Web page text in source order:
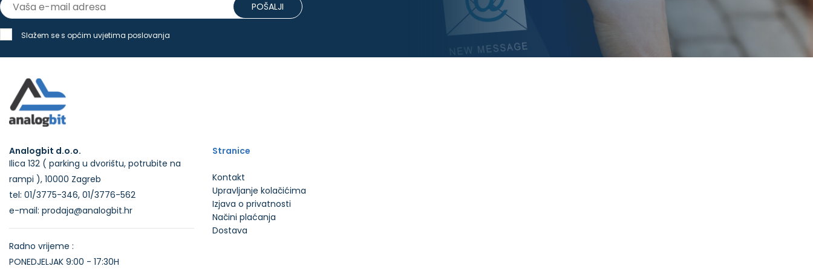
POŠALJI
Slažem se s općim uvjetima poslovanja
Analogbit d.o.o.
Ilica 132 ( parking u dvorištu, potrubite na
rampi ), 10000 Zagreb
tel: 01/3775-346, 01/3776-562
e-mail: prodaja@analogbit.hr
Radno vrijeme :
PONEDJELJAK 9:00 - 17:30H
Stranice
Kontakt
Upravljanje kolačićima
Izjava o privatnosti
Načini plaćanja
Dostava